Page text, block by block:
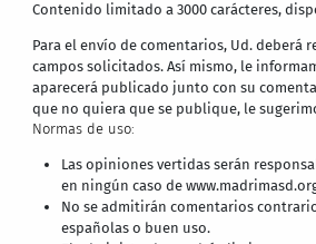
Contenido limitado a 3000 carácteres,
Para el envío de comentarios, Ud. deberá
campos solicitados. Así mismo, le
aparecerá publicado junto con su
que no quiera que se publique, le
Normas de uso:
Las opiniones vertidas serán
en ningún caso de
No se admitirán comentarios
españolas o buen uso.